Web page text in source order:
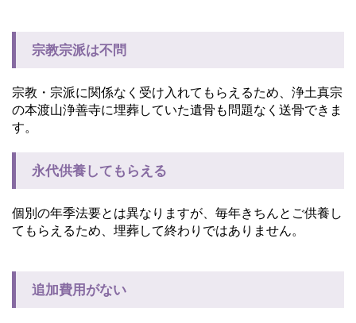
宗教宗派は不問
宗教・宗派に関係なく受け入れてもらえるため、浄土真宗
の本渡山浄善寺に埋葬していた遺骨も問題なく送骨できま
す。
永代供養してもらえる
個別の年季法要とは異なりますが、毎年きちんとご供養し
てもらえるため、埋葬して終わりではありません。
追加費用がない